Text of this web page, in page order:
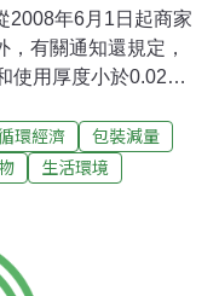
2008年6月1日起商家
有關通知還規定，
使用厚度小於0.025
有償使用制度。此份
源資源浪費和環境
污染」的主要來
」的危害性，「提
用耐用型購物袋」。
和使用環保包裝，鼓
環經濟
包裝減量
生活環境